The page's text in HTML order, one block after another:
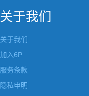
关于我们
关于我们
加入6P
服务条款
隐私申明